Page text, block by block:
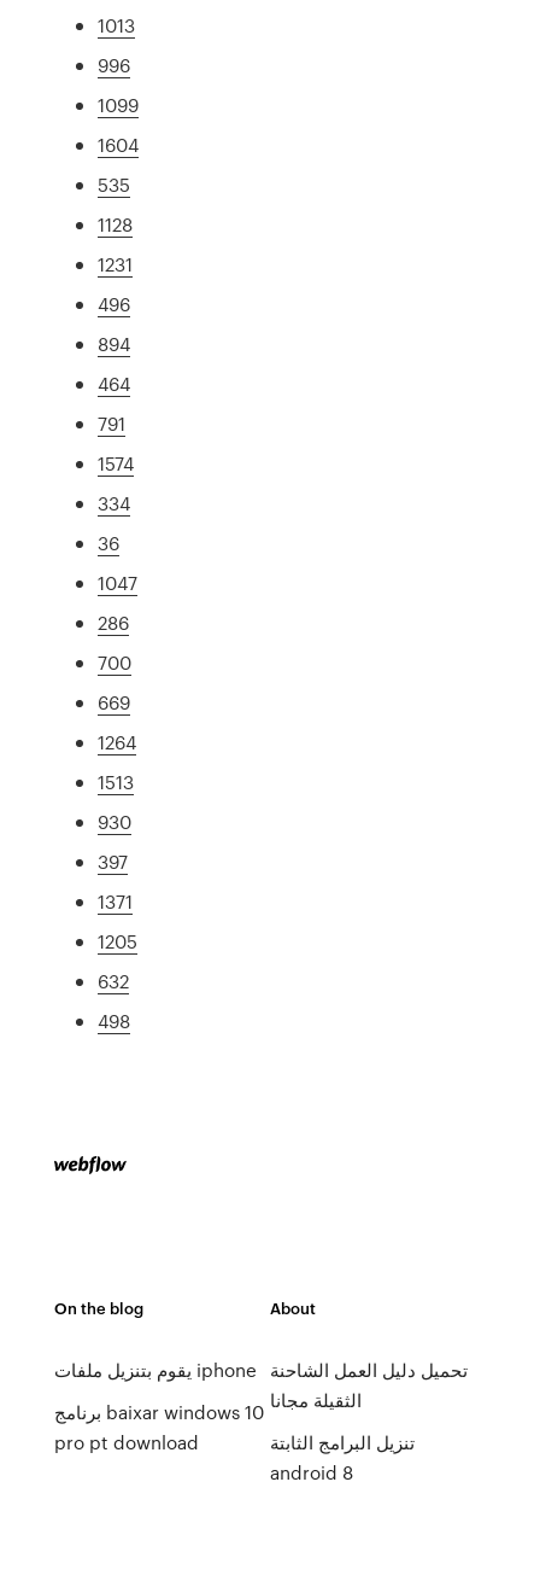
1013
996
1099
1604
535
1128
1231
496
894
464
791
1574
334
36
1047
286
700
669
1264
1513
930
397
1371
1205
632
498
On the blog
يقوم بتنزيل ملفات iphone
برنامج baixar windows 10
pro pt download
About
تحميل دليل العمل الشاحنة
الثقيلة مجانا
تنزيل البرامج الثابتة
android 8